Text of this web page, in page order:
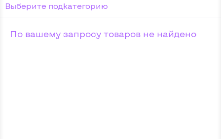
Выберите подкатегорию
По вашему запросу товаров не найдено